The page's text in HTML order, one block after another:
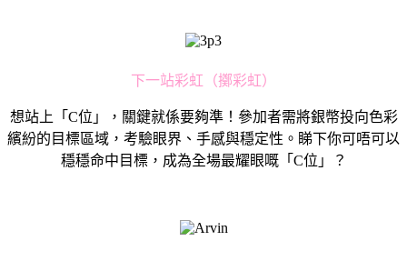
下一站彩虹（擲彩虹）
想站上「C位」，關鍵就係要夠準！參加者需將銀幣投向色彩
繽紛的目標區域，考驗眼界、手感與穩定性。睇下你可唔可以
穩穩命中目標，成為全場最耀眼嘅「C位」？